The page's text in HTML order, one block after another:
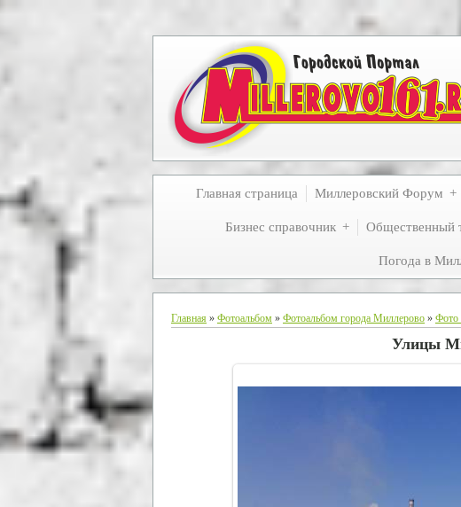
Главная страница Миллеровский Форум
Бизнес справочник Общественный
Погода в
Главная » Фотоальбом » Фотоальбом города Миллерово » Фото
Улицы